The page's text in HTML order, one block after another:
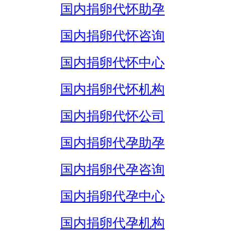
国内捐卵代怀助孕
国内捐卵代怀咨询
国内捐卵代怀中心
国内捐卵代怀机构
国内捐卵代怀公司
国内捐卵代孕助孕
国内捐卵代孕咨询
国内捐卵代孕中心
国内捐卵代孕机构